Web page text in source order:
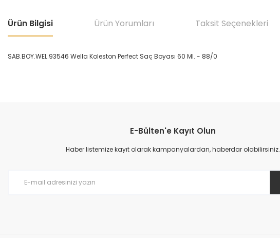
Ürün Bilgisi Ürün Yorumları Taksit Seçenekleri
SAB.BOY.WEL.93546 Wella Koleston Perfect Saç Boyası 60 Ml. - 88/0
Ürün resmi kalitesiz, bozuk veya görüntülenemiyor.
Ürün açıklamasında eksik bilgiler bulunuyor.
E-Bülten'e Kayıt Olun
Haber listemize kayıt olarak kampanyalardan, haberdar olabilirsiniz.